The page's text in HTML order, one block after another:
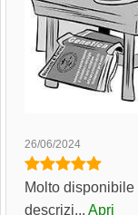
26/06/2024
Molto
descrizi... Apri